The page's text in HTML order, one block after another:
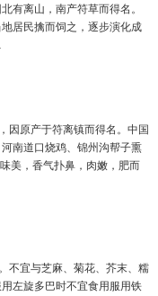
有离山，南产符草而得名。
居民擒而饲之，逐步演化成
因原产于符离镇而得名。中国
南道口烧鸡、锦州沟帮子熏
美，香气扑鼻，肉嫩，肥而
不宜与芝麻、菊花、芥末、糯
左旋多巴时不宜食用服用铁